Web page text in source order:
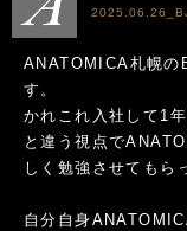
2025.06.26_
ANATOMICA札幌の
す。
かれこれ入社して1
と違う視点で
しく勉強させてもら
自分自身